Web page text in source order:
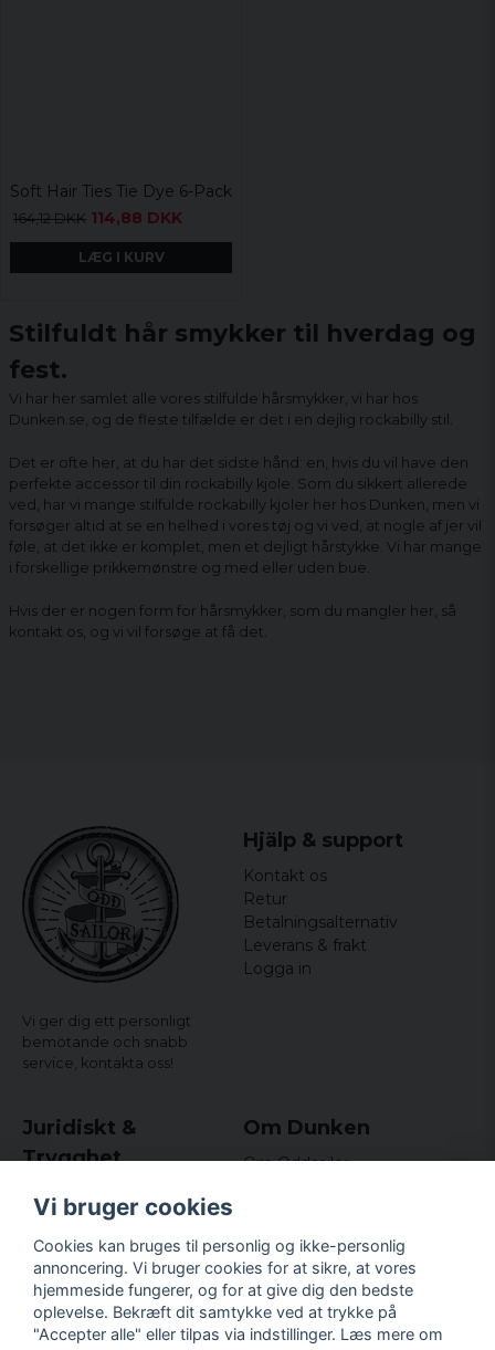
Soft Hair Ties Tie Dye 6-Pack
164,12 DKK 114,88 DKK
LÆG I KURV
Stilfuldt hår smykker til hverdag og
fest.
Vi har her samlet alle vores stilfulde hårsmykker, vi har hos
Dunken.se, og de fleste tilfælde er det i en dejlig rockabilly stil.
Det er ofte her, at du har det sidste hånd: en, hvis du vil have den
perfekte accessor til din rockabilly kjole. Som du sikkert allerede
ved, har vi mange stilfulde rockabilly kjoler her hos Dunken, men vi
forsøger altid at se en helhed i vores tøj og vi ved, at nogle af jer vil
føle, at det ikke er komplet, men et dejligt hårstykke. Vi har mange
i forskellige prikkemønstre og med eller uden bue.
Hvis der er nogen form for hårsmykker, som du mangler her, så
kontakt os, og vi vil forsøge at få det.
Vi ger dig ett personligt
bemötande och snabb
service, kontakta oss!
Hjälp & support
Kontakt os
Retur
Betalningsalternativ
Leverans & frakt
Logga in
Juridiskt &
Trygghet
Købs- og leveringsvilkår
Integritetspolicy (GDPR)
Om cookies
Om Dunken
Om Oddsailor
Nyhedsbrev
Kundklubb.
Företagsuppgifter
Vi bruger cookies
Cookies kan bruges til personlig og ikke-personlig
annoncering. Vi bruger cookies for at sikre, at vores
hjemmeside fungerer, og for at give dig den bedste
oplevelse. Bekræft dit samtykke ved at trykke på
"Accepter alle" eller tilpas via indstillinger. Læs mere om